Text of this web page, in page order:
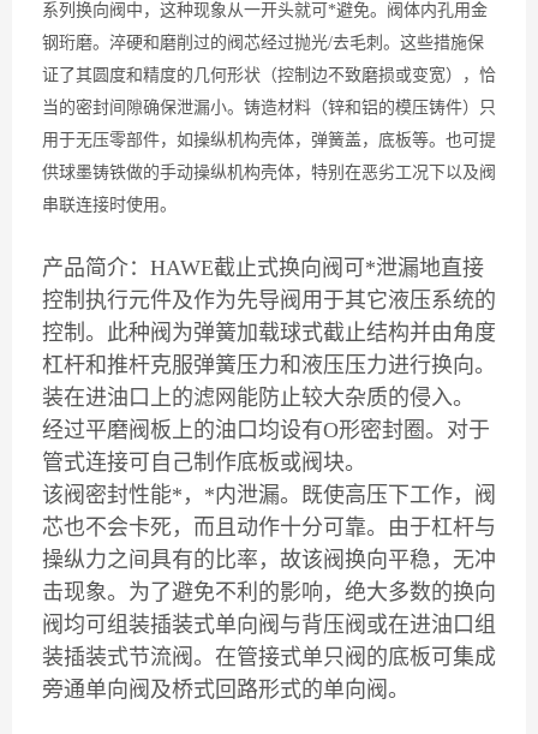
系列换向阀中，这种现象从一开头就可*避免。阀体内孔用金
钢珩磨。淬硬和磨削过的阀芯经过抛光/去毛刺。这些措施保
证了其圆度和精度的几何形状（控制边不致磨损或变宽），恰
当的密封间隙确保泄漏小。铸造材料（锌和铝的模压铸件）只
用于无压零部件，如操纵机构壳体，弹簧盖，底板等。也可提
供球墨铸铁做的手动操纵机构壳体，特别在恶劣工况下以及阀
串联连接时使用。
产品简介：HAWE截止式换向阀 可*泄漏地直接
控制执行元件及作为先导阀用于其它液压系统的
控制。此种阀为弹簧加载球式截止结构并由角度
杠杆和推杆克服弹簧压力和液压压力进行换向。
装在进油口上的滤网能防止较大杂质的侵入。
经过平磨阀板上的油口均设有O形密封圈。对于
管式连接可自己制作底板或阀块。
该阀密封性能*，*内泄漏。既使高压下工作，阀
芯也不会卡死，而且动作十分可靠。由于杠杆与
操纵力之间具有的比率，故该阀换向平稳，无冲
击现象。为了避免不利的影响，绝大多数的换向
阀均可组装插装式单向阀与背压阀或在进油口组
装插装式节流阀。在管接式单只阀的底板可集成
旁通单向阀及桥式回路形式的单向阀。